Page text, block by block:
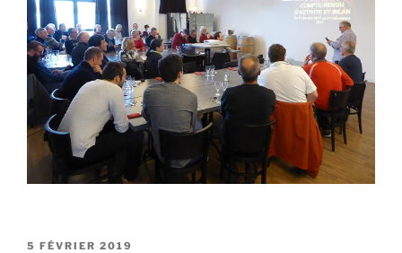
PUBLIÉ
5 FÉVRIER 2019